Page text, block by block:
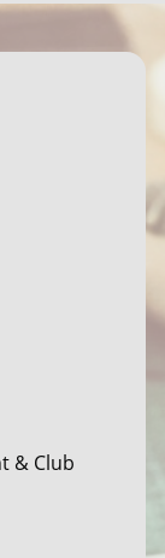
& Club